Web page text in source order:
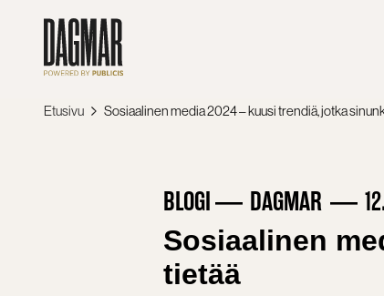
sisältöön
Etusivu Sosiaalinen media 2024 – kuusi trendiä, jotka
BLOGI DAGMAR
Sosiaalinen
tietää